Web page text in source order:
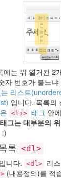
에는 위 열거된 2
자 번호가 붙느
리스트
입니다. 목록의
<li> 태그 안
그는 대부분의
:)
록 <dl>
니다. <dl> 리
(내용정의)를 적